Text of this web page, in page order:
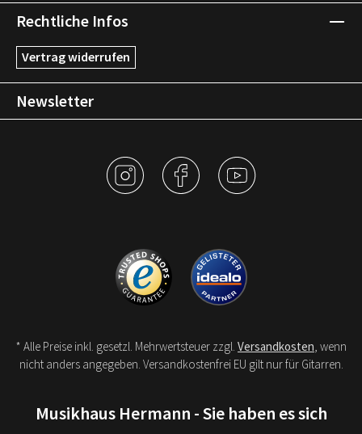
Rechtliche Infos
Vertrag widerrufen
Newsletter
* Alle Preise inkl. gesetzl. Mehrwertsteuer zzgl. Versandkosten, wenn
nicht anders angegeben. Versandkostenfrei EU gilt nur für Gitarren.
Musikhaus Hermann - Sie haben es sich